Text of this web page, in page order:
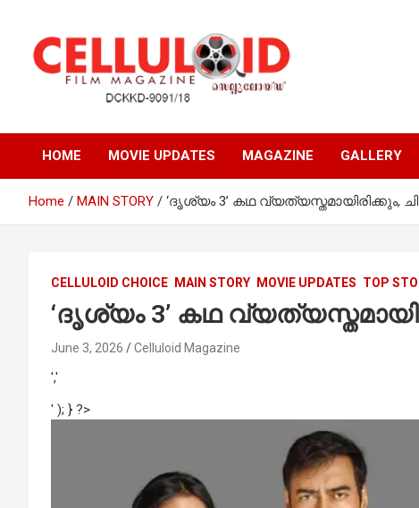
content
celluloid
HOME MOVIE UPDATES MAGAZINE GALLERY
Home MAIN STORY ‘ദൃശ്യം 3’ കഥ വ്യത്യസ്തമായിരിക്കും,
CELLULOID CHOICE MAIN STORY MOVIE UPDATES TOP
‘ദൃശ്യം 3’ കഥ
June 3, 2026 Celluloid Magazine
','
' ); } ?>